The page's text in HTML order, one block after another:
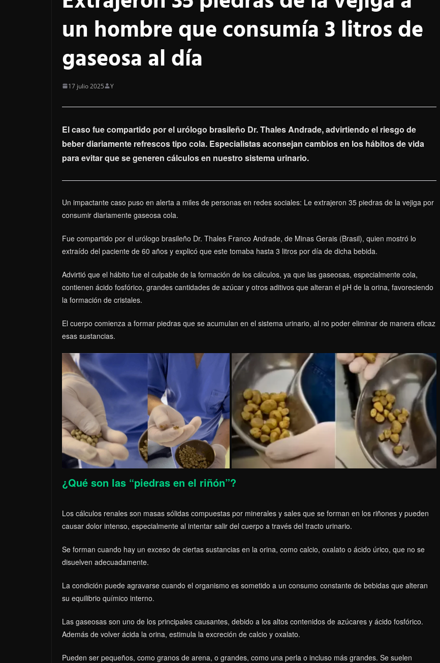
un hombre que consumía 3 litros de
gaseosa al día
17 julio 2025 Y
El caso fue compartido por el urólogo brasileño Dr. Thales Andrade, advirtiendo el riesgo de
beber diariamente refrescos tipo cola. Especialistas aconsejan cambios en los hábitos de vida
para evitar que se generen cálculos en nuestro sistema urinario.
Un impactante caso puso en alerta a miles de personas en redes sociales: Le extrajeron 35 piedras de la vejiga por
consumir diariamente gaseosa cola.
Fue compartido por el urólogo brasileño Dr. Thales Franco Andrade, de Minas Gerais (Brasil), quien mostró lo
extraído del paciente de 60 años y explicó que este tomaba hasta 3 litros por día de dicha bebida.
Advirtió que el hábito fue el culpable de la formación de los cálculos, ya que las gaseosas, especialmente cola,
contienen ácido fosfórico, grandes cantidades de azúcar y otros aditivos que alteran el pH de la orina, favoreciendo
la formación de cristales.
El cuerpo comienza a formar piedras que se acumulan en el sistema urinario, al no poder eliminar de manera eficaz
esas sustancias.
¿Qué son las “piedras en el riñón”?
Los cálculos renales son masas sólidas compuestas por minerales y sales que se forman en los riñones y pueden
causar dolor intenso, especialmente al intentar salir del cuerpo a través del tracto urinario.
Se forman cuando hay un exceso de ciertas sustancias en la orina, como calcio, oxalato o ácido úrico, que no se
disuelven adecuadamente.
La condición puede agravarse cuando el organismo es sometido a un consumo constante de bebidas que alteran
su equilibrio químico interno.
Las gaseosas son uno de los principales causantes, debido a los altos contenidos de azúcares y ácido fosfórico.
Además de volver ácida la orina, estimula la excreción de calcio y oxalato.
Pueden ser pequeños, como granos de arena, o grandes, como una perla o incluso más grandes. Se suelen